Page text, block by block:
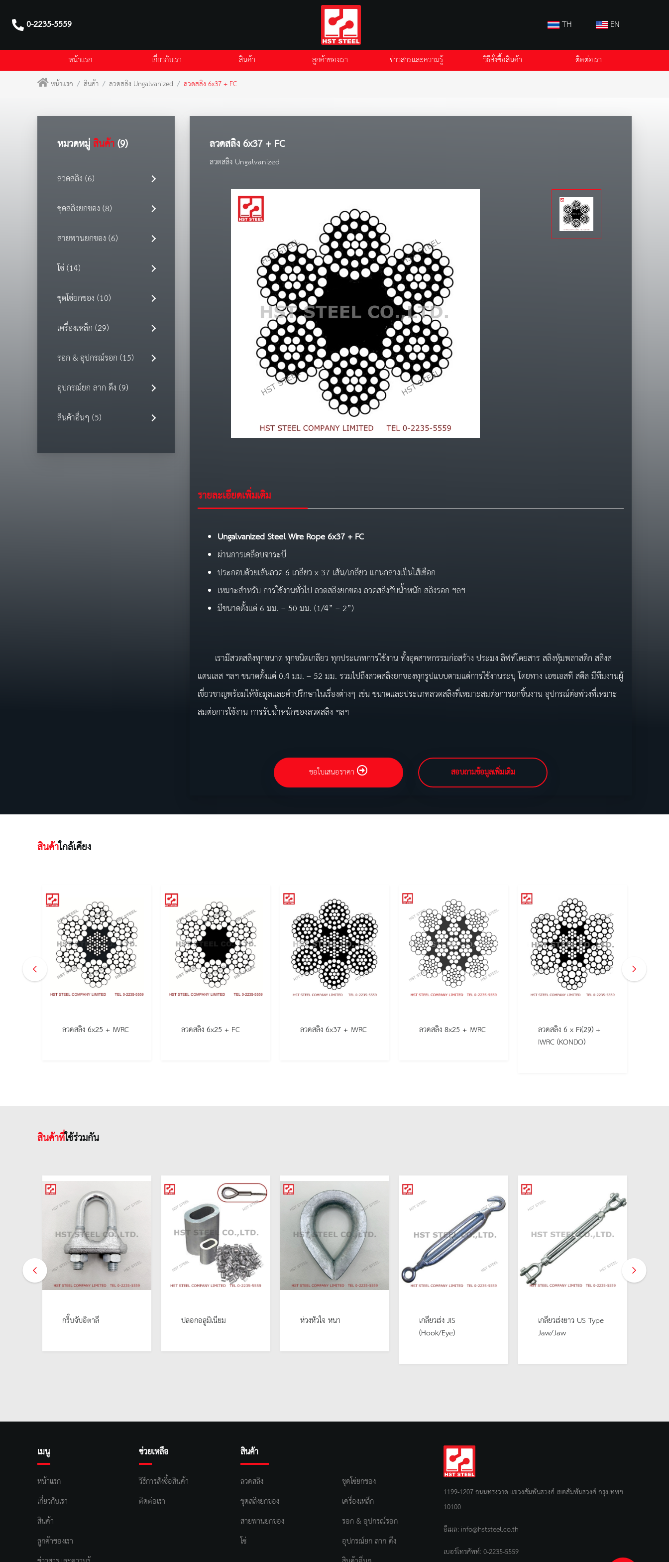
0-2235-5559 TH EN
หน้าแรก เกี่ยวกับเรา สินค้า ลูกค้าของเรา ข่าวสารและความรู้ วิธีสั่งซื้อสินค้า ติดต่อเรา
หน้าแรก สินค้า ลวดสลิง Ungalvanized ลวดสลิง 6x37 + FC
หมวดหมู่สินค้า(9)
ลวดสลิง (6)
ชุดสลิงยกของ (8)
สายพานยกของ (6)
โซ่ (14)
ชุดโซ่ยกของ (10)
เครื่องเหล็ก (29)
รอก & อุปกรณ์รอก (15)
อุปกรณ์ยก ลาก ดึง (9)
สินค้าอื่นๆ (5)
ลวดสลิง 6x37 + FC
ลวดสลิง Ungalvanized
รายละเอียดเพิ่มเติม
Ungalvanized Steel Wire Rope6x37+ FC
ผ่านการเคลือบจาระบี
ประกอบด้วยเส้นลวด 6 เกลียว x 37 เส้น/เกลียว แกนกลางเป็นไส้เชือก
เหมาะสำหรับ การใช้งานทั่วไป ลวดสลิงยกของ ลวดสลิงรับน้ำหนัก สลิงรอก ฯลฯ
มีขนาดตั้งแต่ 6 มม. – 50 มม. (1/4” – 2”)
เรามีสวดสลิงทุกขนาด ทุกชนิดเกลียว ทุกประเภทการใช้งาน ทั้งอุตสาหกรรมก่อสร้าง ประมง ลิฟท์โดยสาร สลิงหุ้มพลาสติก สลิงส
แตนเลส ฯลฯ ขนาดตั้งแต่ 0.4 มม. – 52 มม. รวมไปถึงลวดสลิงยกของทุกรูปแบบตามแต่การใช้งานระบุ โดยทาง เอชเอสที สตีล มีทีมงานผู้
เชี่ยวชาญพร้อมให้ข้อมูลและคำปรึกษาในเรื่องต่างๆ เช่น ขนาดและประเภทลวดสลิงที่เหมาะสมต่อการยกชิ้นงาน อุปกรณ์ต่อพ่วงที่เหมาะ
สมต่อการใช้งาน การรับน้ำหนักของลวดสลิง ฯลฯ
ขอใบเสนอราคา สอบถามข้อมูลเพิ่มเติม
สินค้าใกล้เคียง
ลวดสลิง 6x25 + IWRC ลวดสลิง 6x25 + FC ลวดสลิง 6x37 + IWRC ลวดสลิง 8x25 + IWRC
ลวดสลิง 6 x Fi(29) +
IWRC (KONDO)
สินค้าที่ใช้ร่วมกัน
กริ๊บจับอิตาลี ปลอกอลูมิเนียม ห่วงหัวใจ หนา
เกลียวเร่ง JIS
(Hook/Eye)
เกลียวเร่งยาว US Type
Jaw/Jaw
เมนู
หน้าแรก
เกี่ยวกับเรา
สินค้า
ลูกค้าของเรา
ช่วยเหลือ
วิธีการสั่งซื้อสินค้า
ติดต่อเรา
สินค้า
ลวดสลิง
ชุดสลิงยกของ
สายพานยกของ
โซ่
ชุดโซ่ยกของ
เครื่องเหล็ก
รอก & อุปกรณ์รอก
อุปกรณ์ยก ลาก ดึง
1199-1207 ถนนทรงวาด แขวงสัมพันธวงศ์ เขตสัมพันธวงศ์ กรุงเทพฯ
10100
อีเมล: info@hststeel.co.th
เบอร์โทรศัพท์:0-2235-5559